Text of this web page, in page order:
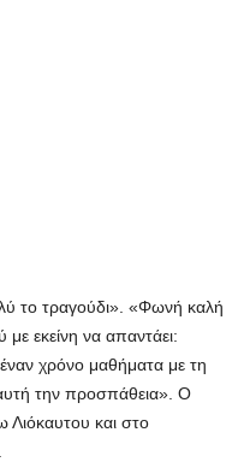
το τραγούδι». «Φωνή καλή
εκείνη να απαντάει:
χρόνο μαθήματα με τη
την προσπάθεια». Ο
και στο